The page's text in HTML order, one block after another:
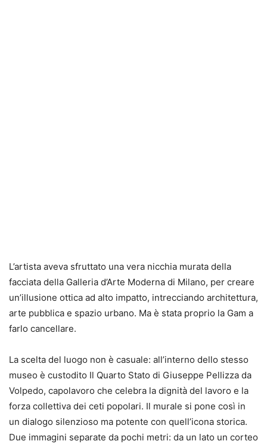
L’artista aveva sfruttato una vera nicchia murata della
facciata della Galleria d’Arte Moderna di Milano, per creare
un’illusione ottica ad alto impatto, intrecciando architettura,
arte pubblica e spazio urbano. Ma è stata proprio la Gam a
farlo cancellare.
La scelta del luogo non è casuale: all’interno dello stesso
museo è custodito Il Quarto Stato di Giuseppe Pellizza da
Volpedo, capolavoro che celebra la dignità del lavoro e la
forza collettiva dei ceti popolari. Il murale si pone così in
un dialogo silenzioso ma potente con quell’icona storica.
Due immagini separate da pochi metri: da un lato un corteo